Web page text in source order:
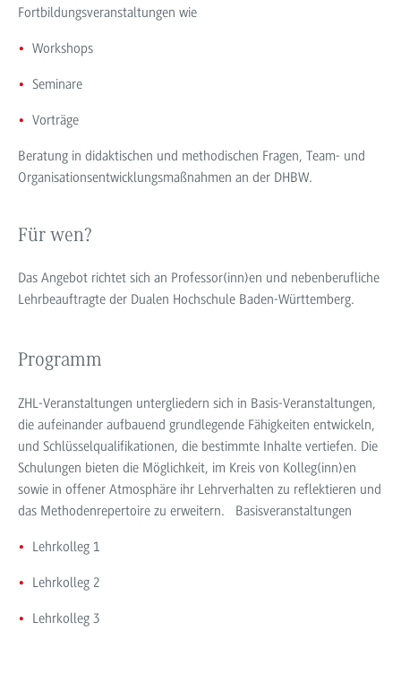
Fortbildungsveranstaltungen wie
Workshops
Seminare
Vorträge
Beratung in didaktischen und methodischen Fragen, Team- und
Organisationsentwicklungsmaßnahmen an der DHBW.
Für wen?
Das Angebot richtet sich an Professor(inn)en und nebenberufliche
Lehrbeauftragte der Dualen Hochschule Baden-Württemberg.
Programm
ZHL-Veranstaltungen untergliedern sich in Basis-Veranstaltungen,
die aufeinander aufbauend grundlegende Fähigkeiten entwickeln,
und Schlüsselqualifikationen, die bestimmte Inhalte vertiefen. Die
Schulungen bieten die Möglichkeit, im Kreis von Kolleg(inn)en
sowie in offener Atmosphäre ihr Lehrverhalten zu reflektieren und
das Methodenrepertoire zu erweitern. Basisveranstaltungen
Lehrkolleg 1
Lehrkolleg 2
Lehrkolleg 3